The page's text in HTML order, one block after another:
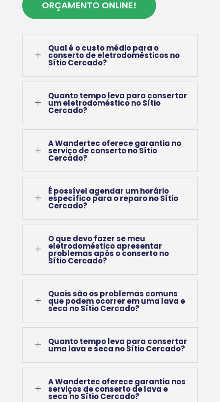
ORÇAMENTO ONLINE!
L
Qual é o custo médio para o
conserto de eletrodomésticos no
Sítio Cercado?
L
Quanto tempo leva para consertar
um eletrodoméstico no Sítio
Cercado?
L
A Wandertec oferece garantia no
serviço de conserto no Sítio
Cercado?
L
É possível agendar um horário
específico para o reparo no Sítio
Cercado?
L
O que devo fazer se meu
eletrodoméstico apresentar
problemas após o conserto no
Sítio Cercado?
L
Quais são os problemas comuns
que podem ocorrer em uma lava e
seca no Sítio Cercado?
L Quanto tempo leva para consertar
uma lava e seca no Sítio Cercado?
L
A Wandertec oferece garantia nos
serviços de conserto de lava e
seca no Sítio Cercado?